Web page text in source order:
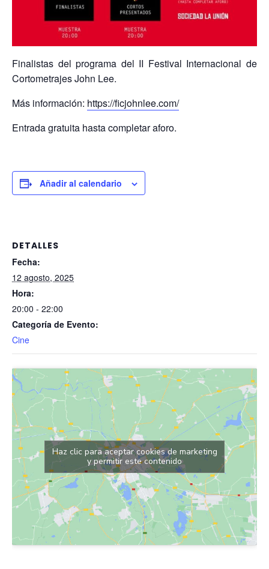
Finalistas del programa del II Festival Internacional de
Cortometrajes John Lee.
Más información: https://ficjohnlee.com/
Entrada gratuita hasta completar aforo.
Añadir al calendario
DETALLES
Fecha:
12 agosto, 2025
Hora:
20:00 - 22:00
Categoría de Evento:
Cine
Haz clic para aceptar cookies de marketing
y permitir este contenido